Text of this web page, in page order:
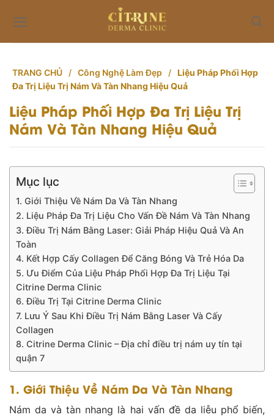
content
TRANG CHỦ / Công Nghệ Làm Đẹp / Liệu Pháp Phối Hợp
Đa Trị Liệu Trị Nám Và Tàn Nhang Hiệu Quả
Liệu Pháp Phối Hợp Đa Trị Liệu Trị
Nám Và Tàn Nhang Hiệu Quả
Mục lục
1. Giới Thiệu Về Nám Da Và Tàn Nhang
2. Liệu Pháp Đa Trị Liệu Cho Vấn Đề Nám Và Tàn Nhang
3. Điều Trị Nám Bằng Laser: Giải Pháp Hiệu Quả Và An
Toàn
4. Kết Hợp Cấy Collagen Để Căng Bóng Và Trẻ Hóa Da
5. Ưu Điểm Của Liệu Pháp Phối Hợp Đa Trị Liệu Tại
Citrine Derma Clinic
6. Điều Trị Tại Citrine Derma Clinic
7. Lưu Ý Sau Khi Điều Trị Nám Bằng Laser Và Cấy
Collagen
8. Citrine Derma Clinic – Địa chỉ điều trị nám uy tín tại
quận 7
1. Giới Thiệu Về Nám Da Và Tàn Nhang
Nám da và tàn nhang là hai vấn đề da liễu phổ biến,